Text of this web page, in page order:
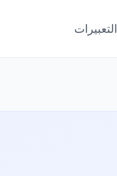
التعبيرات